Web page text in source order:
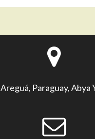
Areguá, Paraguay, Abya